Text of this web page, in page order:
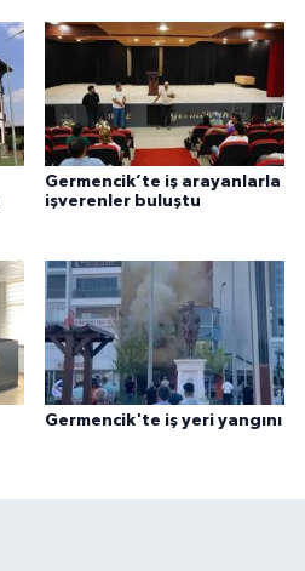
Germencik’te iş arayanlarla
işverenler buluştu
Germencik'te iş yeri yangını